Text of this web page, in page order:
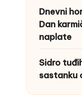
Dnevni
Dan
naplate
Sidro
sastanku